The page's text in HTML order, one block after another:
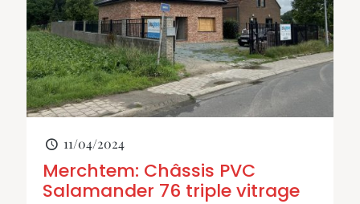
11/04/2024
Merchtem: Châssis PVC
Salamander 76 triple vitrage